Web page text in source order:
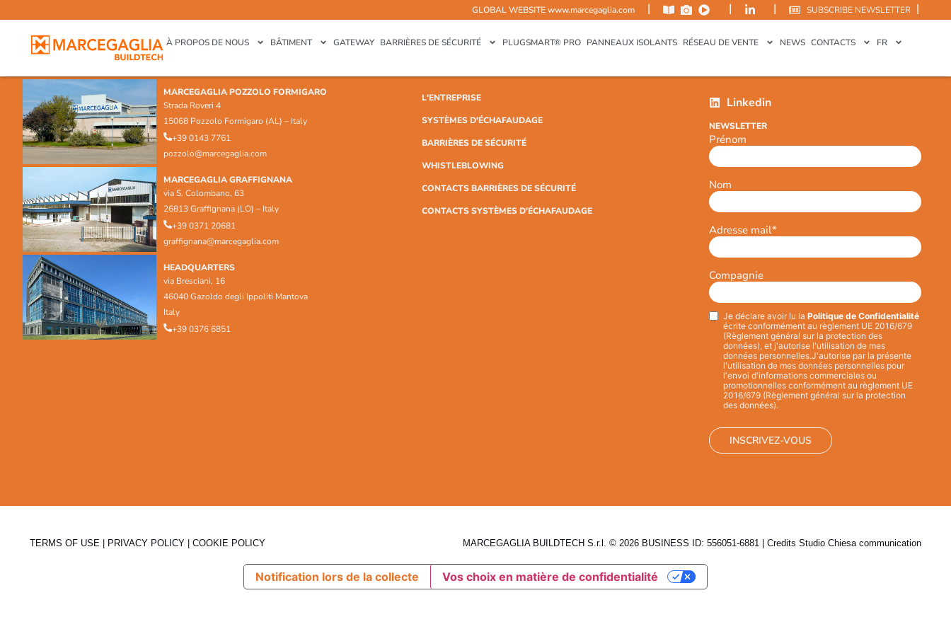
GLOBAL WEBSITEwww.marcegaglia.com | | | SUBSCRIBE NEWSLETTER |
À PROPOS DE NOUS BÂTIMENT GATEWAY BARRIÈRES DE SÉCURITÉ PLUGSMART® PRO PANNEAUX ISOLANTS RÉSEAU DE VENTE NEWS CONTACTS FR
MARCEGAGLIA POZZOLO FORMIGARO
Strada Roveri 4
15068 Pozzolo Formigaro (AL) – Italy
+39 0143 7761
pozzolo@marcegaglia.com
MARCEGAGLIA GRAFFIGNANA
via S. Colombano, 63
26813 Graffignana (LO) – Italy
+39 0371 20681
graffignana@marcegaglia.com
HEADQUARTERS
via Bresciani, 16
46040 Gazoldo degli Ippoliti Mantova
Italy
+39 0376 6851
L'ENTREPRISE
SYSTÈMES D'ÉCHAFAUDAGE
BARRIÈRES DE SÉCURITÉ
WHISTLEBLOWING
CONTACTS BARRIÈRES DE SÉCURITÉ
CONTACTS SYSTÈMES D'ÉCHAFAUDAGE
Linkedin
NEWSLETTER
Prénom
Nom
Adresse mail*
Compagnie
Privacy*
Je déclare avoir lu la Politique de Confidentialité
écrite conformément au règlement UE 2016/679
(Règlement général sur la protection des
données), et j'autorise l'utilisation de mes
données personnelles.J'autorise par la présente
l'utilisation de mes données personnelles pour
l'envoi d'informations commerciales ou
promotionnelles conformément au règlement UE
2016/679 (Règlement général sur la protection
des données).
TERMS OF USE PRIVACY POLICY COOKIE POLICY MARCEGAGLIA BUILDTECH S.r.l. © 2026 BUSINESS ID: 556051-6881 | Credits Studio Chiesa communication
Notification lors de la collecte Vos choix en matière de confidentialité